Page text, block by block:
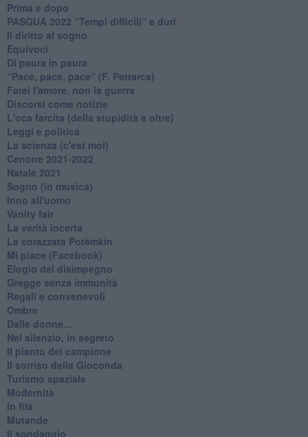
Prima e dopo
​PASQUA 2022 “Tempi difficili” e duri
Il diritto al sogno
Equivoci
Di paura in paura
​“Pace, pace, pace” (F. Petrarca)
Farei l'amore, non la guerra
Discorsi come notizie
L'oca farcita (della stupidità e oltre)
Leggi e politica
La scienza (c'est moi)
Cenone 2021-2022
Natale 2021
Sogno (in musica)
Inno all'uomo
Vanity fair
La verità incerta
La corazzata Potëmkin
Mi piace (Facebook)
Elogio del disimpegno
Gregge senza immunità
Regali e convenevoli
Ombre
Dalle donne...
Nel silenzio, in segreto
Il pianto del campione
Il sorriso della Gioconda
Turismo spaziale
Modernità
In fila
Mutande
Il sondaggio